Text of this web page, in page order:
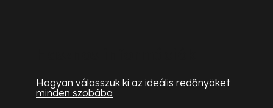
Hogyan válasszuk ki az ideális redőnyöket
minden szobába